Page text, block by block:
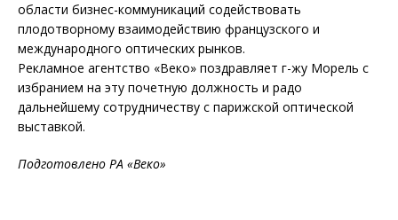
области бизнес-коммуникаций содействовать
плодотворному взаимодействию французского и
международного оптических рынков.
Рекламное агентство «Веко» поздравляет г-жу Морель с
избранием на эту почетную должность и радо
дальнейшему сотрудничеству с парижской оптической
выставкой.
Подготовлено РА «Веко»